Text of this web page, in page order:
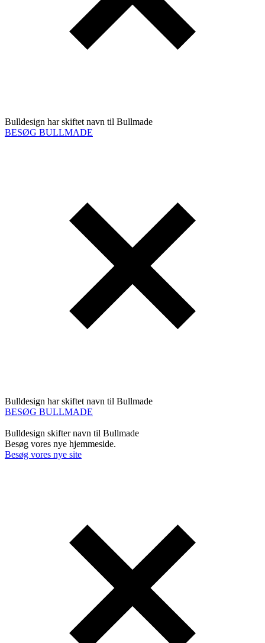
Bulldesign har skiftet navn til Bullmade
BESØG BULLMADE
Bulldesign har skiftet navn til Bullmade
BESØG BULLMADE
Bulldesign skifter navn til Bullmade
Besøg vores nye hjemmeside.
Besøg vores nye site